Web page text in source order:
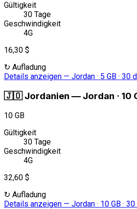
Gültigkeit
30 Tage
Geschwindigkeit
4G
16,30 $
↻ Aufladung
Details anzeigen — Jordan · 5 GB · 30
🇯🇴 Jordanien — Jordan · 10
10 GB
Gültigkeit
30 Tage
Geschwindigkeit
4G
32,60 $
↻ Aufladung
Details anzeigen — Jordan · 10 GB ·